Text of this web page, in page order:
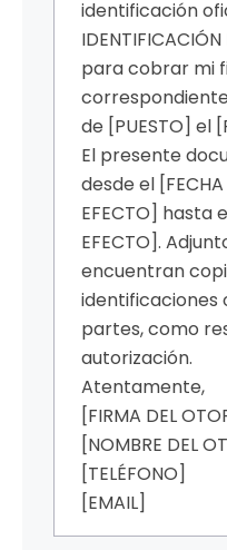
identificación
para cobrar mi
de [PUESTO] el
El presente
desde el [FECHA
EFECTO] hasta
EFECTO].
encuentran
identificaciones
partes, como
autorización.
Atentamente,
[FIRMA DEL
[NOMBRE DEL
[TELÉFONO]
[EMAIL]